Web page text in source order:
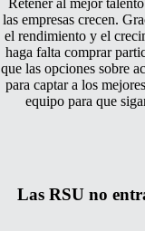
Retener al mejor
las empresas crecen.
el rendimiento y el
haga falta comprar
que las opciones sobre
para captar a los
equipo para que
Las RSU no